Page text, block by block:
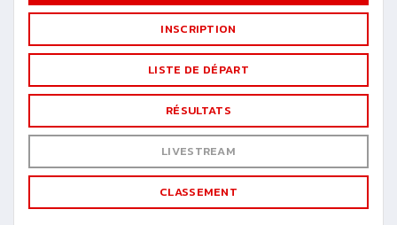
INSCRIPTION
LISTE DE DÉPART
RÉSULTATS
LIVESTREAM
CLASSEMENT